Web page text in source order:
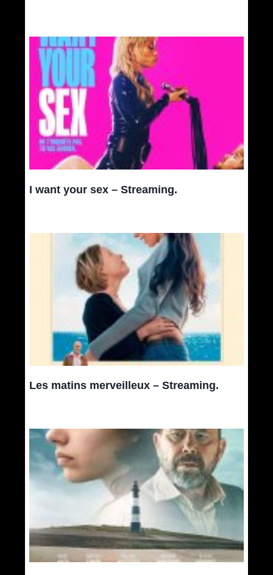
I want your sex – Streaming.
Les matins merveilleux – Streaming.